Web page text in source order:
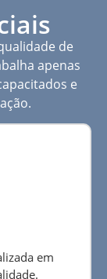
de
apenas
e
em